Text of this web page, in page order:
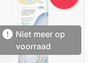
 Niet meer op
voorraad